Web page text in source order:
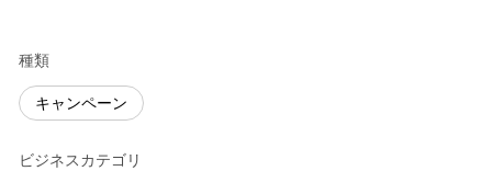
種類
キャンペーン
ビジネスカテゴリ